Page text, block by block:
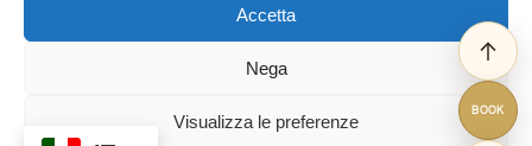
Accetta
Nega
Visualizza le preferenze
Granducato natura
© Copyright 2012 - 2026 | GranDucatoCollection | All Rights Reserved
BOOK